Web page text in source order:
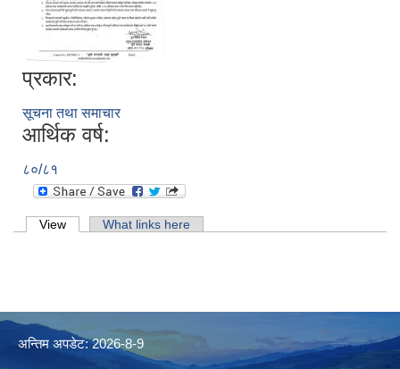
प्रकार:
सूचना तथा समाचार
आर्थिक वर्ष:
८०/८१
Primary tabs
View (active tab)What links here
अन्तिम अपडेट: 2026-8-9